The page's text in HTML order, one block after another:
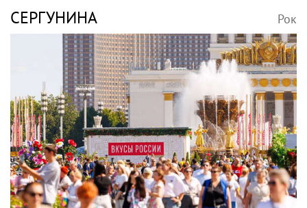
СЕРГУНИНА Рок